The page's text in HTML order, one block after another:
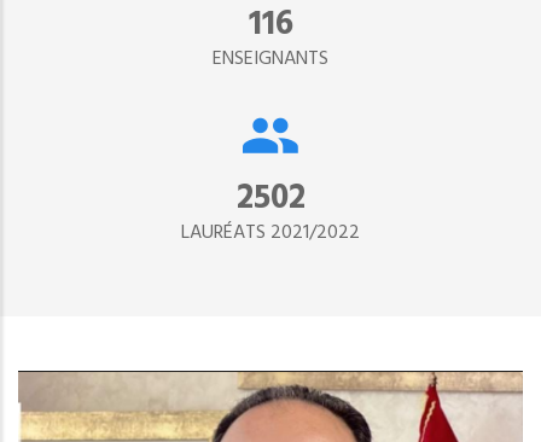
134
ENSEIGNANTS
2890
LAURÉATS 2021/2022